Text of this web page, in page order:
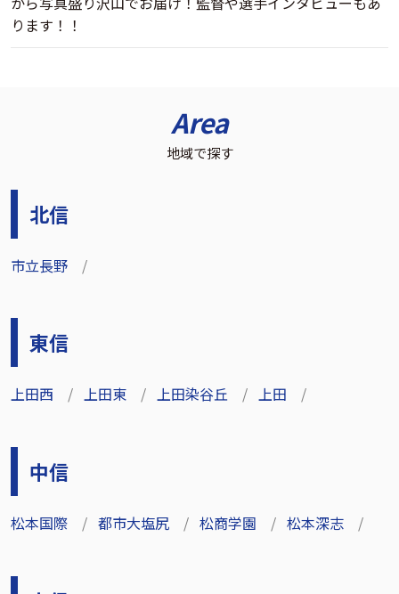
ります！！
Area
地域で探す
北信
市立長野
東信
上田西 上田東 上田染谷丘 上田
中信
松本国際 都市大塩尻 松商学園 松本深志